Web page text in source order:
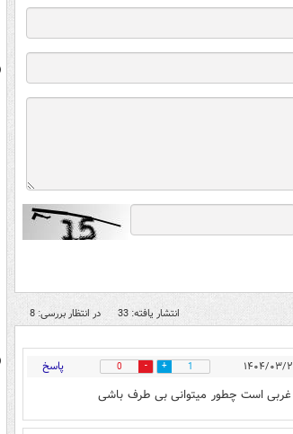
انتشار یافته: 33 در انتظار بررسی: 8
1
0 پاسخ
غربی است چطور میتوانی بی طرف باشی